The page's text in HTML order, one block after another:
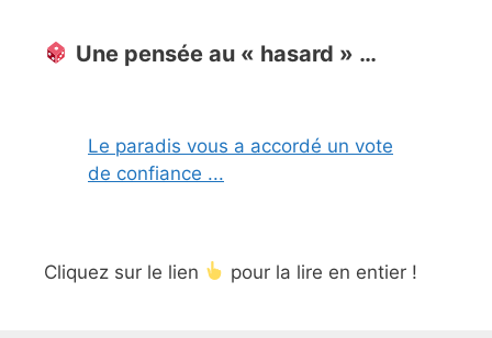
Une pensée au « hasard » …
Le paradis vous a accordé un vote
de confiance ...
Cliquez sur le lien pour la lire en entier !